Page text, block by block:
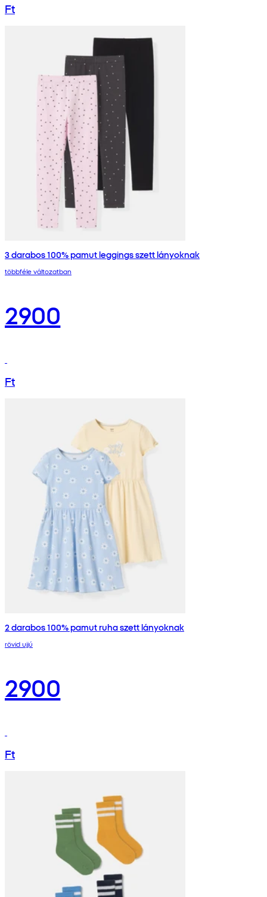
Ft
3 darabos 100% pamut leggings szett lányoknak
többféle változatban
2900
Ft
2 darabos 100% pamut ruha szett lányoknak
rövid ujjú
2900
Ft